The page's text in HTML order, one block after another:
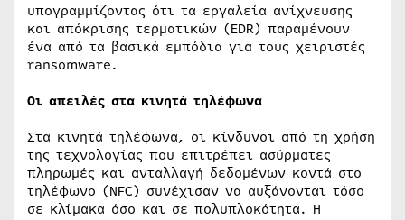
υπογραμμίζοντας ότι τα εργαλεία ανίχνευσης
και απόκρισης τερματικών (EDR) παραμένουν
ένα από τα βασικά εμπόδια για τους χειριστές
ransomware.
Οι απειλές στα κινητά τηλέφωνα
Στα κινητά τηλέφωνα, οι κίνδυνοι από τη χρήση
της τεχνολογίας που επιτρέπει ασύρματες
πληρωμές και ανταλλαγή δεδομένων κοντά στο
τηλέφωνο (NFC) συνέχισαν να αυξάνονται τόσο
σε κλίμακα όσο και σε πολυπλοκότητα. Η